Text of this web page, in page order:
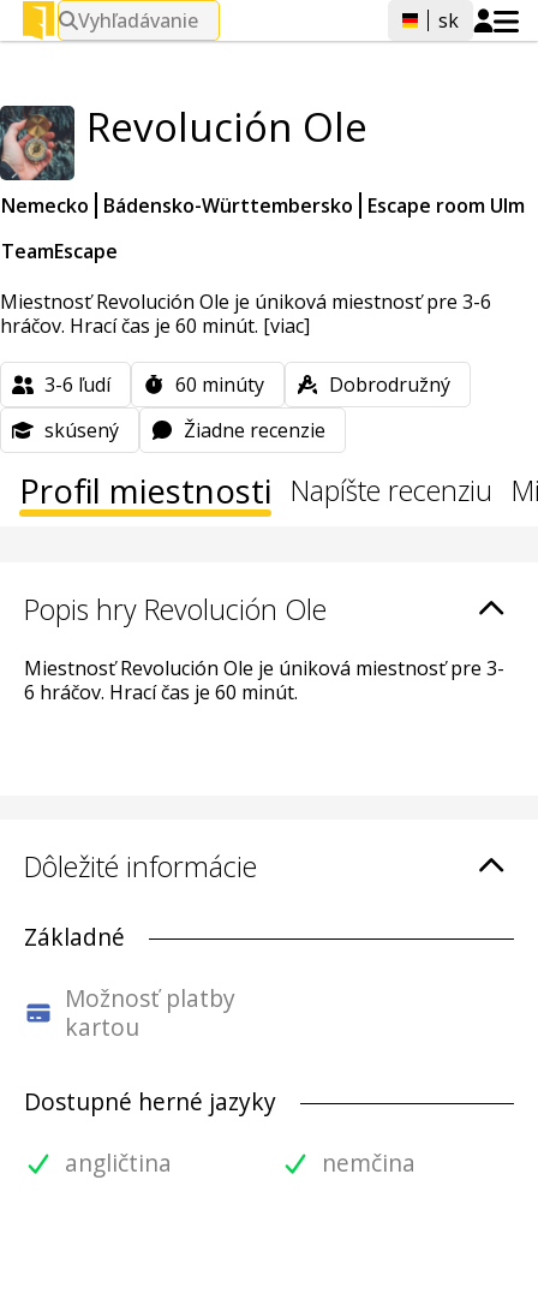
Vyhľadávanie sk
Revolución Ole
Nemecko Bádensko-Württembersko
Escape room Ulm
TeamEscape
Miestnosť Revolución Ole je úniková miestnosť pre 3-6
hráčov. Hrací čas je 60 minút. [viac]
3-6 ľudí 60 minúty
Dobrodružný
skúsený
Žiadne recenzie
Profil miestnosti Napíšte recenziu
Popis hry Revolución Ole
Miestnosť Revolución Ole je úniková miestnosť pre 3-
6 hráčov. Hrací čas je 60 minút.
Dôležité informácie
Základné
Možnosť platby
kartou
Dostupné herné jazyky
angličtina
nemčina